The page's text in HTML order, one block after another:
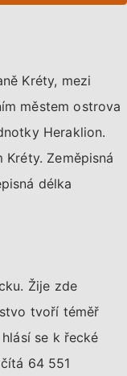
Kréty, mezi
městem ostrova
Heraklion.
Zeměpisná
délka
Žije zde
tvoří téměř
se k řecké
64 551